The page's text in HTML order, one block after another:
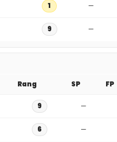
1 —
9 —
Rang SP FP
9 —
6 —